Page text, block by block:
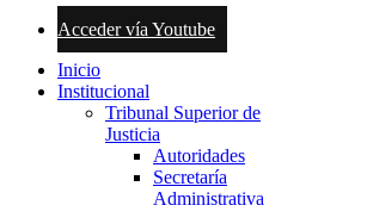
Acceder vía Youtube
Inicio
Institucional
Tribunal Superior de
Justicia
Autoridades
Secretaría
Administrativa